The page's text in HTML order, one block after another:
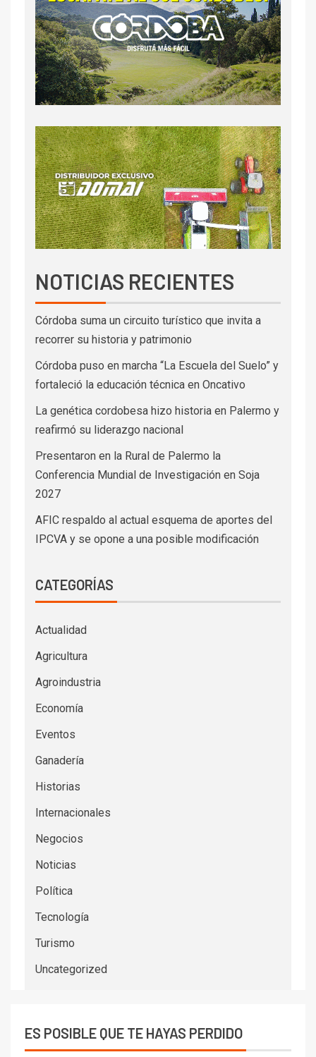
NOTICIAS RECIENTES
Córdoba suma un circuito turístico que invita a
recorrer su historia y patrimonio
Córdoba puso en marcha “La Escuela del Suelo” y
fortaleció la educación técnica en Oncativo
La genética cordobesa hizo historia en Palermo y
reafirmó su liderazgo nacional
Presentaron en la Rural de Palermo la
Conferencia Mundial de Investigación en Soja
2027
AFIC respaldo al actual esquema de aportes del
IPCVA y se opone a una posible modificación
CATEGORÍAS
Actualidad
Agricultura
Agroindustria
Economía
Eventos
Ganadería
Historias
Internacionales
Negocios
Noticias
Política
Tecnología
Turismo
Uncategorized
ES POSIBLE QUE TE HAYAS PERDIDO